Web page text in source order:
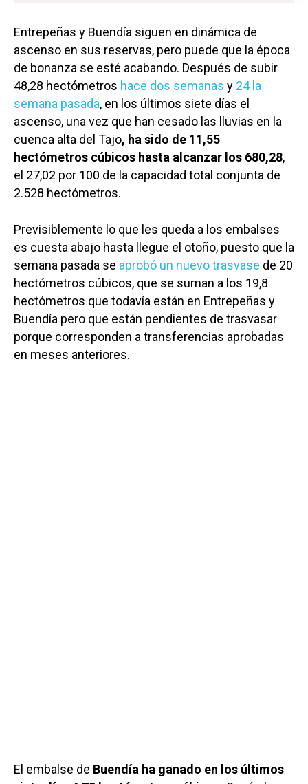
Entrepeñas y Buendía siguen en dinámica de
ascenso en sus reservas, pero puede que la época
de bonanza se esté acabando. Después de subir
48,28 hectómetros hace dos semanas y 24 la
semana pasada, en los últimos siete días el
ascenso, una vez que han cesado las lluvias en la
cuenca alta del Tajo, ha sido de 11,55
hectómetros cúbicos hasta alcanzar los 680,28,
el 27,02 por 100 de la capacidad total conjunta de
2.528 hectómetros.
Previsiblemente lo que les queda a los embalses
es cuesta abajo hasta llegue el otoño, puesto que la
semana pasada se aprobó un nuevo trasvase de 20
hectómetros cúbicos, que se suman a los 19,8
hectómetros que todavía están en Entrepeñas y
Buendía pero que están pendientes de trasvasar
porque corresponden a transferencias aprobadas
en meses anteriores.
El embalse de Buendía ha ganado en los últimos